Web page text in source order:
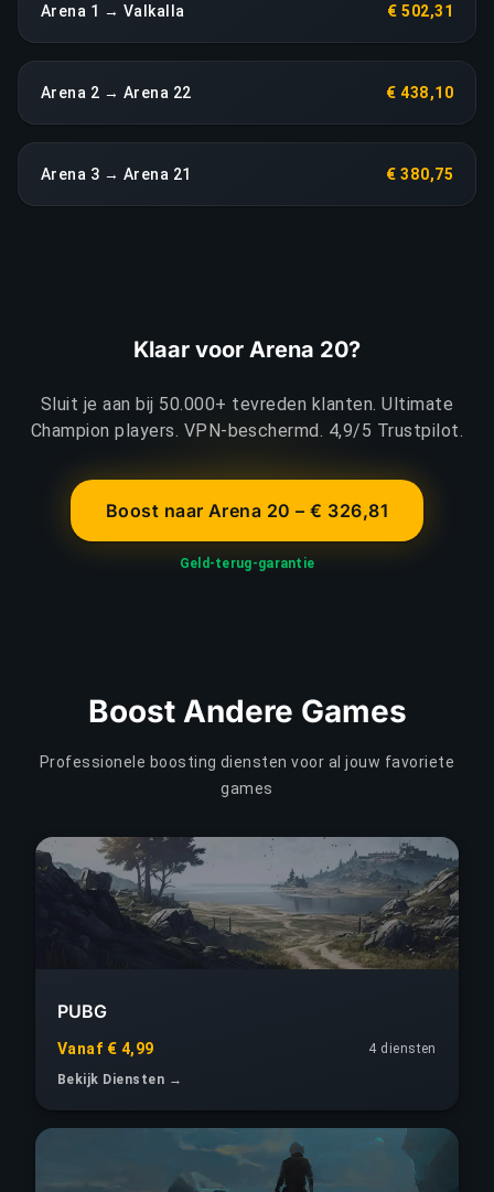
Arena 1 → Valkalla € 502,31
Arena 2 → Arena 22 € 438,10
Arena 3 → Arena 21 € 380,75
Klaar voor Arena 20?
Sluit je aan bij 50.000+ tevreden klanten. Ultimate
Champion players. VPN-beschermd. 4,9/5 Trustpilot.
Boost naar Arena 20 – € 326,81
Geld-terug-garantie
Boost Andere Games
Professionele boosting diensten voor al jouw favoriete
games
PUBG
Vanaf € 4,99
4 diensten
Bekijk Diensten →